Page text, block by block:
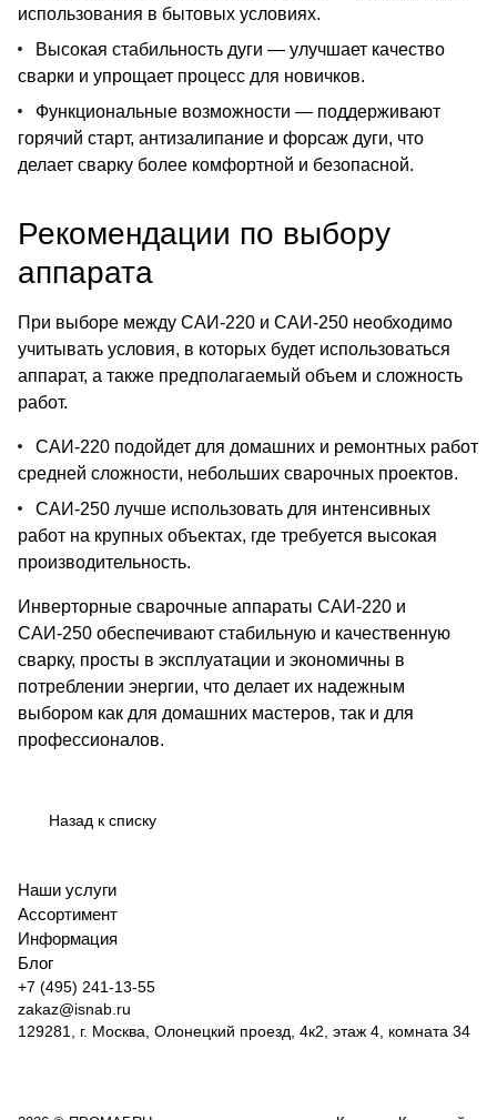
использования в бытовых условиях.
Высокая стабильность дуги — улучшает качество
сварки и упрощает процесс для новичков.
Функциональные возможности — поддерживают
горячий старт, антизалипание и форсаж дуги, что
делает сварку более комфортной и безопасной.
Рекомендации по выбору
аппарата
При выборе между САИ-220 и САИ-250 необходимо
учитывать условия, в которых будет использоваться
аппарат, а также предполагаемый объем и сложность
работ.
САИ-220 подойдет для домашних и ремонтных работ
средней сложности, небольших сварочных проектов.
САИ-250 лучше использовать для интенсивных
работ на крупных объектах, где требуется высокая
производительность.
Инверторные сварочные аппараты САИ-220 и
САИ-250 обеспечивают стабильную и качественную
сварку, просты в эксплуатации и экономичны в
потреблении энергии, что делает их надежным
выбором как для домашних мастеров, так и для
профессионалов.
Назад к списку
Наши услуги
Ассортимент
Информация
Блог
+7 (495) 241-13-55
zakaz@isnab.ru
129281, г. Москва, Олонецкий проезд, 4к2, этаж 4, комната 34